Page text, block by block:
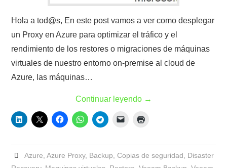
Hola a tod@s, En este post vamos a ver como desplegar
un Proxy en Azure para optimizar el tráfico y el
rendimiento de los restores o migraciones de máquinas
virtuales de nuestro entorno on-premise al cloud de
Azure, las máquinas…
Continuar leyendo →
Azure Azure Proxy, Backup Copias de seguridad
Disaster